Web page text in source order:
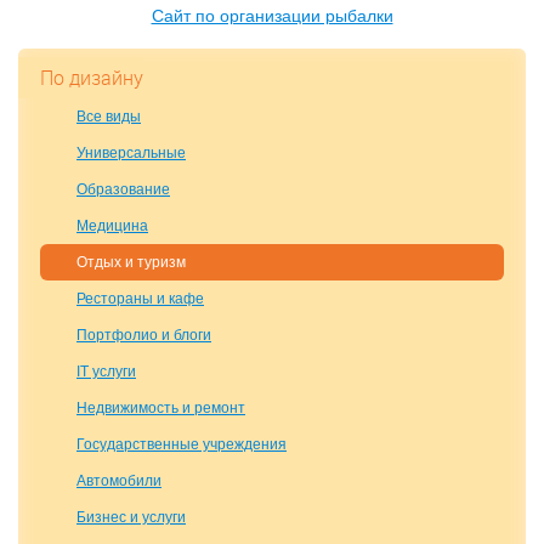
Сайт по организации рыбалки
По дизайну
Все виды
Универсальные
Образование
Медицина
Отдых и туризм
Рестораны и кафе
Портфолио и блоги
IT услуги
Недвижимость и ремонт
Государственные учреждения
Автомобили
Бизнес и услуги